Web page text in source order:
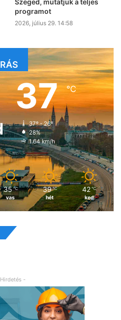
programot
2026, július 29. 14:58
37℃
37º - 26º
28%
1.64 km/h
35 ℃
vas
39 ℃
hét
42 ℃
ked
-